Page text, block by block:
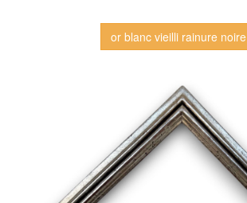
or blanc vieilli rainure noire